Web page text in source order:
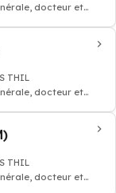
docteur et
THIL
docteur et
THIL
docteur et